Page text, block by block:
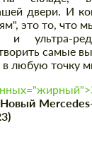
двери. И
это то, что
и ультра-
самые
в любую точку